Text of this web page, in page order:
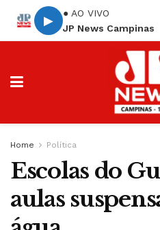
▶
● AO VIVO
JP News Campinas
Home Política
Escolas do
aulas